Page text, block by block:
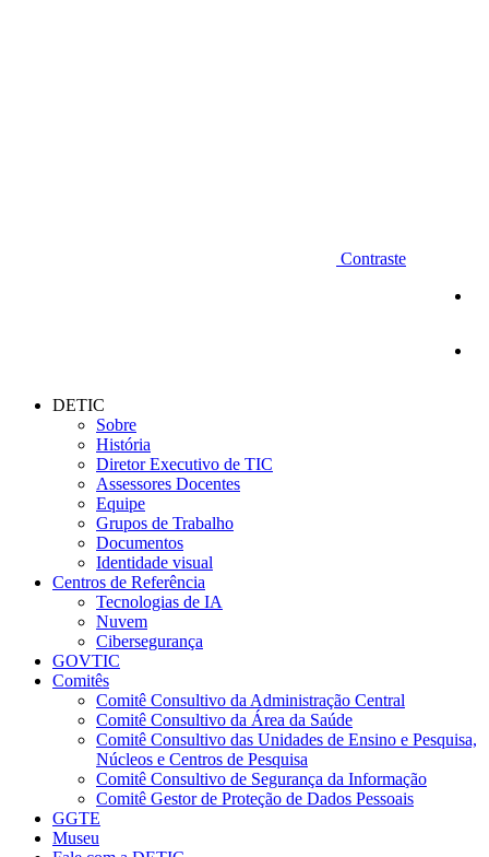
Contraste
DETIC
Sobre
História
Diretor Executivo de TIC
Assessores Docentes
Equipe
Grupos de Trabalho
Documentos
Identidade visual
Centros de Referência
Tecnologias de IA
Nuvem
Cibersegurança
GOVTIC
Comitês
Comitê Consultivo da Administração Central
Comitê Consultivo da Área da Saúde
Comitê Consultivo das Unidades de Ensino e Pesquisa,
Núcleos e Centros de Pesquisa
Comitê Consultivo de Segurança da Informação
Comitê Gestor de Proteção de Dados Pessoais
GGTE
Museu